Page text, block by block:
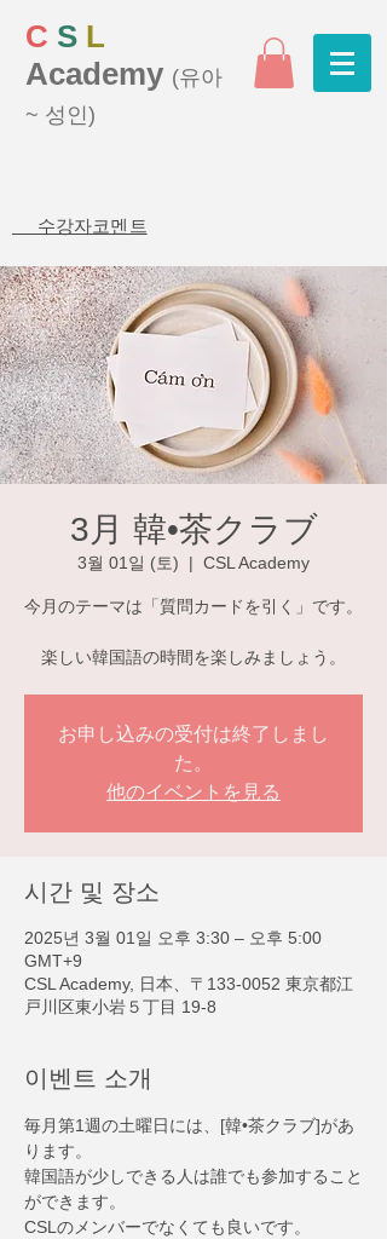
C S L
Academy (유아
~ 성인)
수강자코멘트
3月 韓•茶クラブ
3월 01일 (토)
  |
CSL Academy
今月のテーマは「質問カードを引く」です。
楽しい韓国語の時間を楽しみましょう。
お申し込みの受付は終了しまし
た。
他のイベントを見る
시간 및 장소
2025년 3월 01일 오후 3:30 – 오후 5:00
GMT+9
CSL Academy, 日本、〒133-0052 東京都江
戸川区東小岩５丁目 19-8
이벤트 소개
毎月第1週の土曜日には、[韓•茶クラブ]があ
ります。
韓国語が少しできる人は誰でも参加すること
ができます。
CSLのメンバーでなくても良いです。